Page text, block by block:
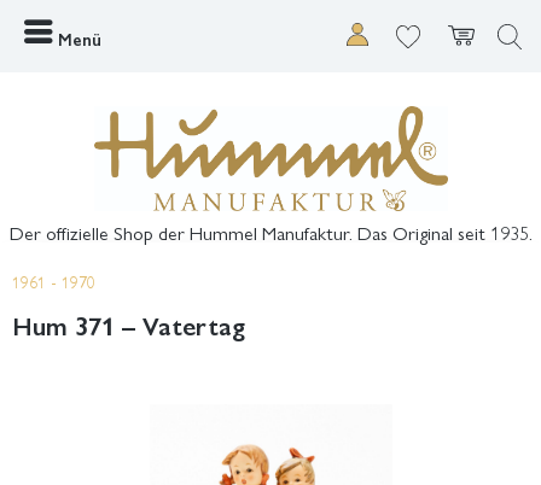
Menü
Der offizielle Shop der Hummel Manufaktur. Das Original seit 1935.
1961 - 1970
Hum 371 – Vatertag